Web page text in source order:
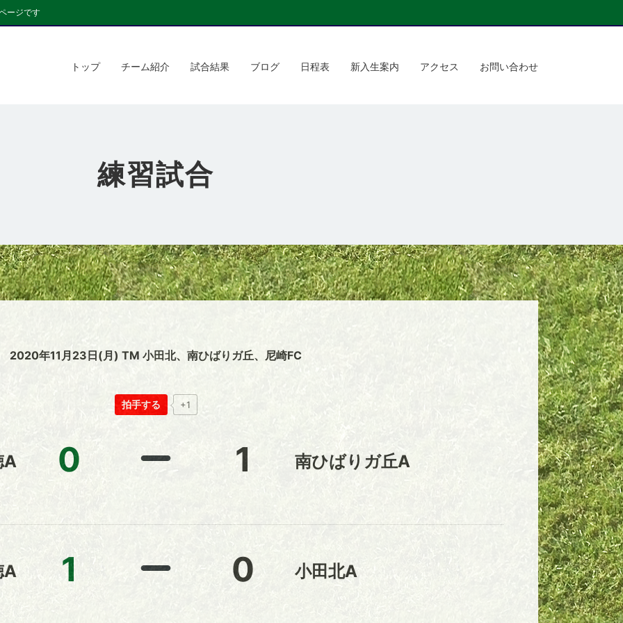
ージです
トップ チーム紹介 試合結果 ブログ 日程表 新入生案内 アクセス お問い合わせ
練習試合
2020年11月23日(月) TM 小田北、南ひばりガ丘、尼崎FC
拍手する +1
A 0 1 南ひばりガ丘A
A 1 0 小田北A